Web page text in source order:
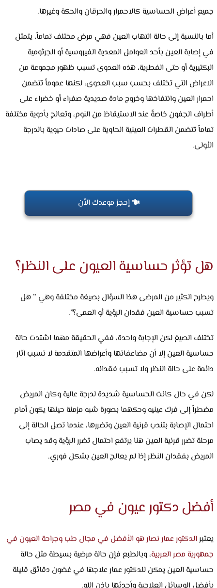
جميع أعراض الحساسية كالاحمرار والحرقان والحكة وغيرها.
أما بالنسبة إلى حالة التهاب العين فهي مرض مختلف تماماً، يتمثل
في إصابة العين بأحد العوامل المعدية الفيروسية أو الجرثومية
البكتيرية أو حتى الفطرية، هذه العدوى تسبب ظهور مجموعة من
الاعراض التي تختلف بحسب سبب العدوى، لكنها عموماً تتضمن
احمرار العين وانتفاخها وخروج مادة صديدية صفراء أو خضراء على
أطراف الجفون خاصةً عند الاستيقاظ من النوم، وتعالج بأدوية مختلفة
تماماً تتضمن القطرات العينية الحاوية على صادات حيوية بالدرجة
الأولى.
إحجز موعدك الأن
هل تؤثر حساسية العيون على النظر؟
ويطرح الكثير من المرضى هذا السؤال بصيغة مختلفة وهي ” هل
تسبب حساسية العين فقدان الرؤية أو العمى؟”.
تختلف الصيغ لكن الإجابة واحدة، ففي الحقيقة مهما اشتدت حالة
حساسية العين إلا أن مضاعفاتها وأعراضها المتقدمة لا تسبب آثار
دائمة على حالة النظر ولا تسبب فقدانه.
لكن في حال كانت الحساسية شديدة لدرجة عالية وكان المريض
مضطراً إلى فرك عينيه وحكهما بصورة شبه مزمنة حينها يكون أمام
احتمال الإصابة بتندب قرنية العين وتضررها، عندما تصل الحالة إلى
مرحلة تضرر قرنية العين هنا يرتفع احتمال تضرر الرؤية وقد يصاب
المريض بفقدان النظر إذا لم يعالج العين بشكل فوري.
أفضل دكتور عيون في مصر
يعتبرالدكتور عمار نصار هو الأفضل في مجال طب وجراحة العيون في
جمهورية مصر العربية، وبالطبع فإن حالة مرضية بسيطة مثل حالة
حساسية العين يمكن للدكتور عمار علاجها في غضون دقائق قليلة